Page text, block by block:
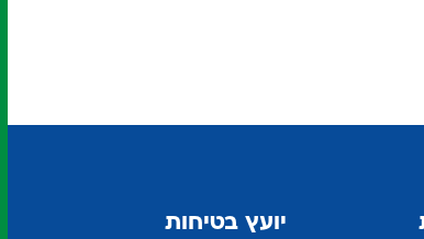
יועץ בטיחות